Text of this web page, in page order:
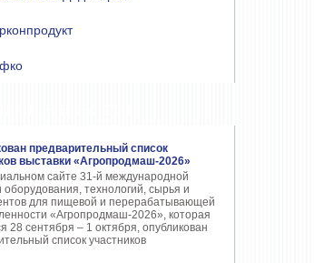
предварительный список
выставки «Агропродмаш-2026»
сайте 31-й международной
оборудования, технологий, сырья и
для пищевой и перерабатывающей
«Агропродмаш-2026», которая
28 сентября – 1 октября, опубликован
список участников